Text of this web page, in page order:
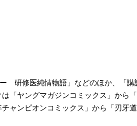
研修医純情物語」などのほか、「講
「ヤングマガジンコミックス」から
チャンピオンコミックス」から「刃牙